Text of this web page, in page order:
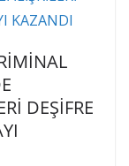
DEŞİFRE